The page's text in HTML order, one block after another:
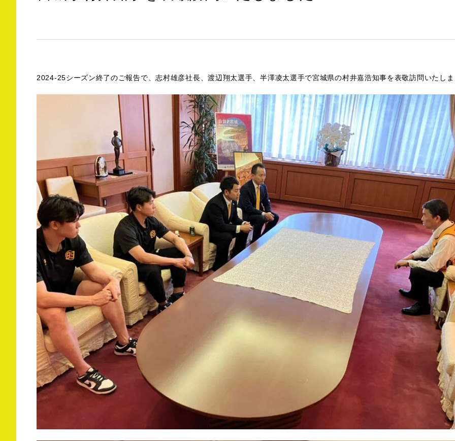
2024-25シーズン終了のご報告で、志村雄彦社長、渡辺翔太選手、半澤凌太選手で宮城県の村井嘉浩知事を表敬訪問いたし